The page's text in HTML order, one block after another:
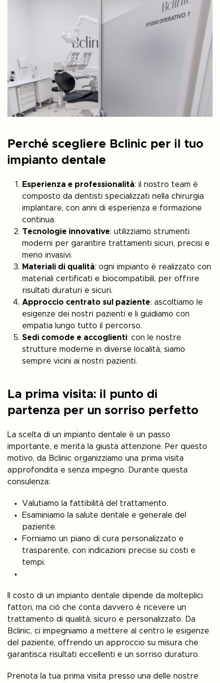
Perché scegliere Bclinic per il tuo
impianto dentale
Esperienza e professionalità: il nostro team è
composto da dentisti specializzati nella chirurgia
implantare, con anni di esperienza e formazione
continua.
Tecnologie innovative: utilizziamo strumenti
moderni per garantire trattamenti sicuri, precisi e
meno invasivi.
Materiali di qualità: ogni impianto è realizzato con
materiali certificati e biocompatibili, per offrire
risultati duraturi e sicuri.
Approccio centrato sul paziente: ascoltiamo le
esigenze dei nostri pazienti e li guidiamo con
empatia lungo tutto il percorso.
Sedi comode e accoglienti: con le nostre
strutture moderne in diverse località, siamo
sempre vicini ai nostri pazienti.
La prima visita: il punto di
partenza per un sorriso perfetto
La scelta di un impianto dentale è un passo
importante, e merita la giusta attenzione. Per questo
motivo, da Bclinic organizziamo una prima visita
approfondita e senza impegno. Durante questa
consulenza:
Valutiamo la fattibilità del trattamento.
Esaminiamo la salute dentale e generale del
paziente.
Forniamo un piano di cura personalizzato e
trasparente, con indicazioni precise su costi e
tempi.
Il costo di un impianto dentale dipende da molteplici
fattori, ma ciò che conta davvero è ricevere un
trattamento di qualità, sicuro e personalizzato. Da
Bclinic, ci impegniamo a mettere al centro le esigenze
del paziente, offrendo un approccio su misura che
garantisca risultati eccellenti e un sorriso duraturo.
Prenota la tua prima visita presso una delle nostre